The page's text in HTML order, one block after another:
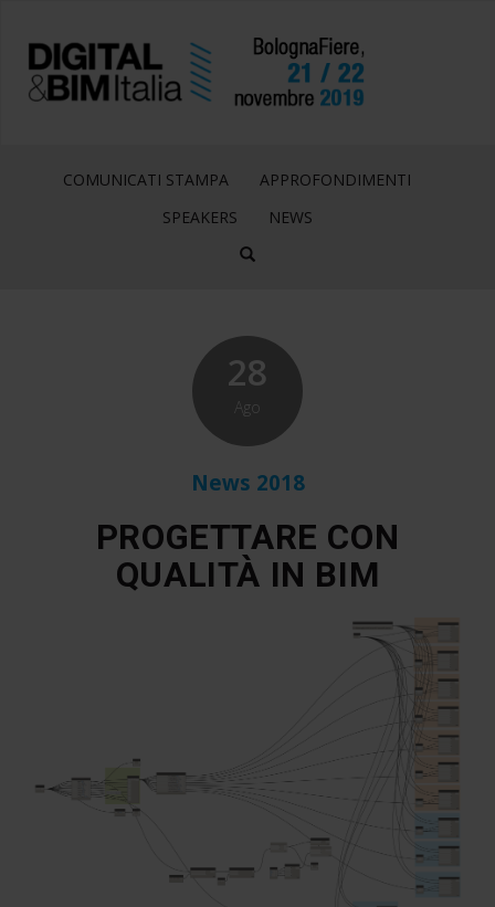
COMUNICATI STAMPA
APPROFONDIMENTI
SPEAKERS
NEWS
28
Ago
News 2018
PROGETTARE CON
QUALITÀ IN BIM